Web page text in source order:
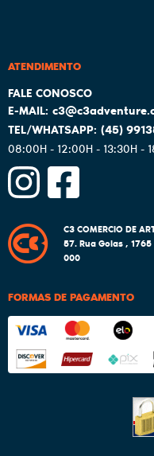
ATENDIMENTO
(45)
08:00H - 12:00H - 13:30H -
C3 COMERCIO DE
57.Rua Goias , 1765
000
FORMAS DE PAGAMENTO